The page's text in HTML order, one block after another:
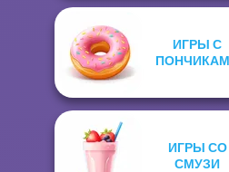
ИГРЫ С
ИГРЫ СО
СМУЗИ